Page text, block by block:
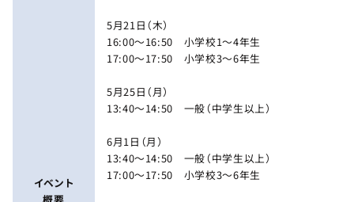
イベント
5月21日（木）
16:00～16:50 小学校1～4年生
17:00～17:50 小学校3～6年生
5月25日（月）
13:40～14:50 一般（中学生以上）
6月1日（月）
13:40～14:50 一般（中学生以上）
17:00～17:50 小学校3～6年生